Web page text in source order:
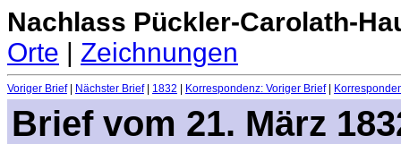
Nachlass Pückler-Carolath-
Orte | Zeichnungen
Voriger Brief| Nächster Brief| 1832 Korrespondenz: Voriger Brief|
Brief vom 21. März